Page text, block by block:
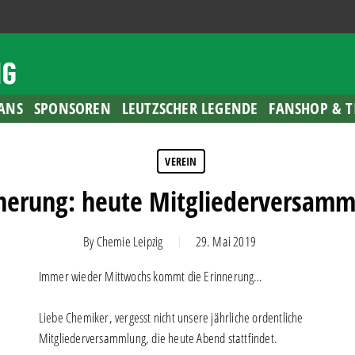
SPONSOREN LEUTZSCHER LEGENDE FANSHOP &
VEREIN
heute
ByChemie Leipzig
29. Mai 2019
Immer wieder Mittwochs kommt die Erinnerung…
Liebe Chemiker, vergesst nicht unsere jährliche ordentliche
Mitgliederversammlung, die heute Abend stattfindet.